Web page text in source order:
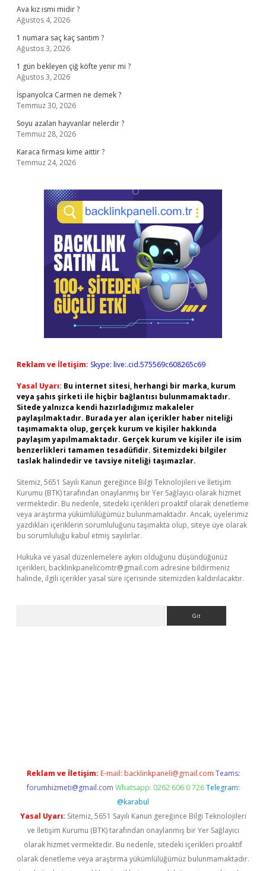
Ava kız ismi midir ?
Ağustos 4, 2026
1 numara saç kaç santim ?
Ağustos 3, 2026
1 gün bekleyen çiğ köfte yenir mi ?
Ağustos 3, 2026
İspanyolca Carmen ne demek ?
Temmuz 30, 2026
Soyu azalan hayvanlar nelerdir ?
Temmuz 28, 2026
Karaca firması kime aittir ?
Temmuz 24, 2026
Reklam ve İletişim: Skype: live:.cid.575569c608265c69
Yasal Uyarı: Bu internet sitesi, herhangi bir marka, kurum
veya şahıs şirketi ile hiçbir bağlantısı bulunmamaktadır.
Sitede yalnızca kendi hazırladığımız makaleler
paylaşılmaktadır. Burada yer alan içerikler haber niteliği
taşımamakta olup, gerçek kurum ve kişiler hakkında
paylaşım yapılmamaktadır. Gerçek kurum ve kişiler ile isim
benzerlikleri tamamen tesadüfidir. Sitemizdeki bilgiler
taslak halindedir ve tavsiye niteliği taşımazlar.
Sitemiz, 5651 Sayılı Kanun gereğince Bilgi Teknolojileri ve İletişim
Kurumu (BTK) tarafından onaylanmış bir Yer Sağlayıcı olarak hizmet
vermektedir. Bu nedenle, sitedeki içerikleri proaktif olarak denetleme
veya araştırma yükümlülüğümüz bulunmamaktadır. Ancak, üyelerimiz
yazdıkları içeriklerin sorumluluğunu taşımakta olup, siteye üye olarak
bu sorumluluğu kabul etmiş sayılırlar.
Hukuka ve yasal düzenlemelere aykırı olduğunu düşündüğünüz
içerikleri, backlinkpanelicomtr@gmail.com adresine bildirmeniz
halinde, ilgili içerikler yasal süre içerisinde sitemizden kaldırılacaktır.
Reklam ve İletişim: E-mail: backlinkpaneli@gmail.com Teams:
forumhizmeti@gmail.com Whatsapp: 0262 606 0 726 Telegram:
@karabul
Yasal Uyarı: Sitemiz, 5651 Sayılı Kanun gereğince Bilgi Teknolojileri
ve İletişim Kurumu (BTK) tarafından onaylanmış bir Yer Sağlayıcı
olarak hizmet vermektedir. Bu nedenle, sitedeki içerikleri proaktif
olarak denetleme veya araştırma yükümlülüğümüz bulunmamaktadır.